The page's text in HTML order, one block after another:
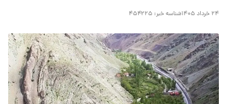
۲۴ خرداد ۱۴۰۵ شناسه خبر: ۴۵۴۲۲۵